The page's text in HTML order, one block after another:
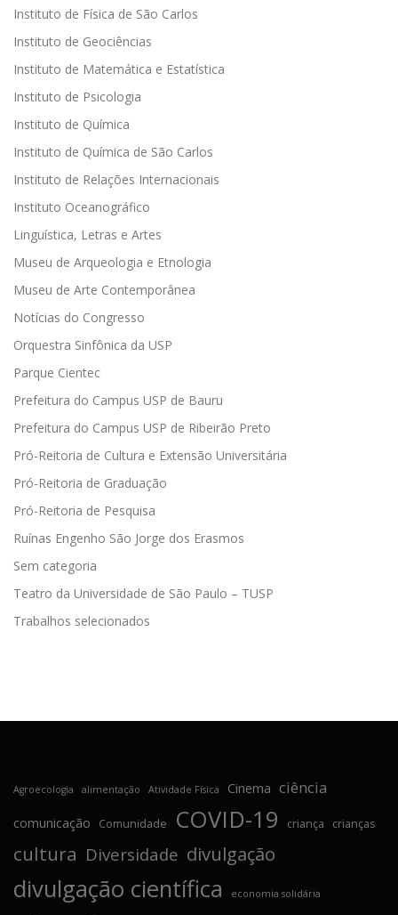
Instituto de Física de São Carlos
Instituto de Geociências
Instituto de Matemática e Estatística
Instituto de Psicologia
Instituto de Química
Instituto de Química de São Carlos
Instituto de Relações Internacionais
Instituto Oceanográfico
Linguística, Letras e Artes
Museu de Arqueologia e Etnologia
Museu de Arte Contemporânea
Notícias do Congresso
Orquestra Sinfônica da USP
Parque Cientec
Prefeitura do Campus USP de Bauru
Prefeitura do Campus USP de Ribeirão Preto
Pró-Reitoria de Cultura e Extensão Universitária
Pró-Reitoria de Graduação
Pró-Reitoria de Pesquisa
Ruínas Engenho São Jorge dos Erasmos
Sem categoria
Teatro da Universidade de São Paulo – TUSP
Trabalhos selecionados
Agroecologia alimentação Atividade Física Cinema ciência
comunicação Comunidade COVID-19 criança crianças
cultura Diversidade divulgação
divulgação científica economia solidária